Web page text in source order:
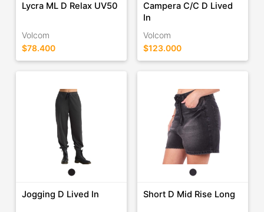
Lycra ML D Relax UV50
Volcom
$78.400
Campera C/C D Lived
In
Volcom
$123.000
Jogging D Lived In Short D Mid Rise Long